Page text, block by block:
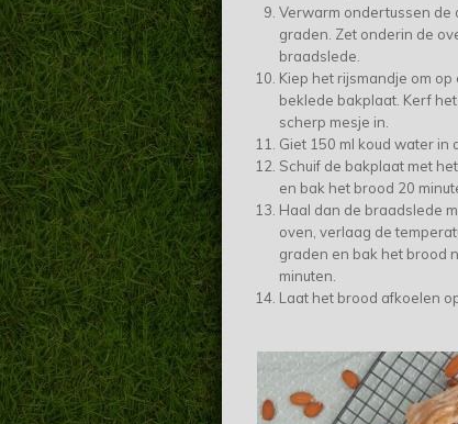
Verwarm ondertussen de
graden. Zet onderin de
braadslede.
Kiep het rijsmandje om
beklede bakplaat. Kerf
scherp mesje in.
Giet 150 ml koud water in
Schuif de bakplaat met
en bak het brood 20
Haal dan de braadslede
oven, verlaag de
graden en bak het brood
minuten.
Laat het brood afkoelen